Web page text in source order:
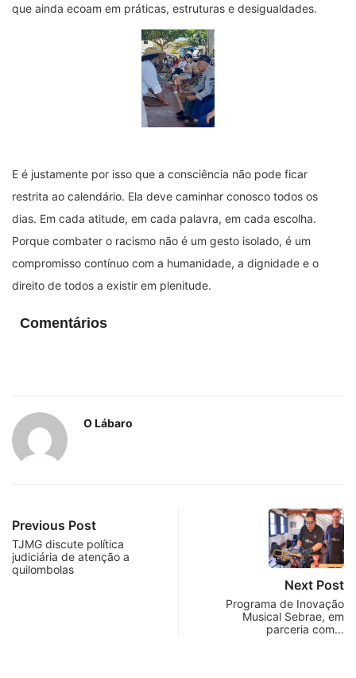
que ainda ecoam em práticas, estruturas e desigualdades.
E é justamente por isso que a consciência não pode ficar
restrita ao calendário. Ela deve caminhar conosco todos os
dias. Em cada atitude, em cada palavra, em cada escolha.
Porque combater o racismo não é um gesto isolado, é um
compromisso contínuo com a humanidade, a dignidade e o
direito de todos a existir em plenitude.
Comentários
O Lábaro
Previous Post
TJMG discute política
judiciária de atenção a
quilombolas
Next Post
Programa de Inovação
Musical Sebrae, em
parceria com…